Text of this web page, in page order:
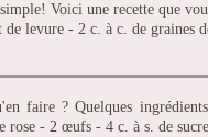
Voici une recette que
levure - 2 c. à c. de graines
faire ? Quelques
rose - 2 œufs - 4 c. à s. de